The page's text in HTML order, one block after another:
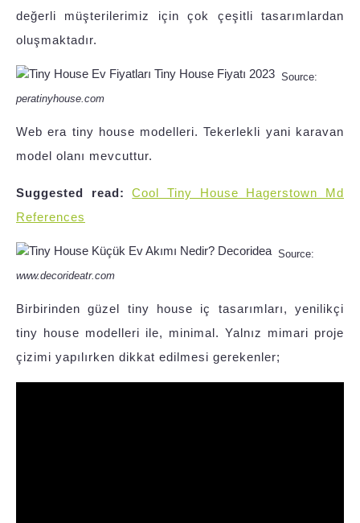
değerli müşterilerimiz için çok çeşitli tasarımlardan
oluşmaktadır.
Source:
peratinyhouse.com
Web era tiny house modelleri. Tekerlekli yani karavan
model olanı mevcuttur.
Suggested read:
Cool Tiny House Hagerstown Md
References
Source:
www.decorideatr.com
Birbirinden güzel tiny house iç tasarımları, yenilikçi
tiny house modelleri ile, minimal. Yalnız mimari proje
çizimi yapılırken dikkat edilmesi gerekenler;